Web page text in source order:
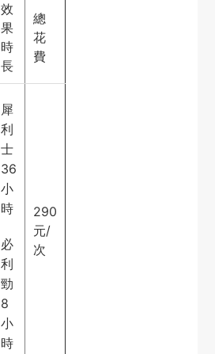
效
果
時
長
總
花
費
犀
利
士
36
小
時
必
利
勁
8
小
時
290
元/
次